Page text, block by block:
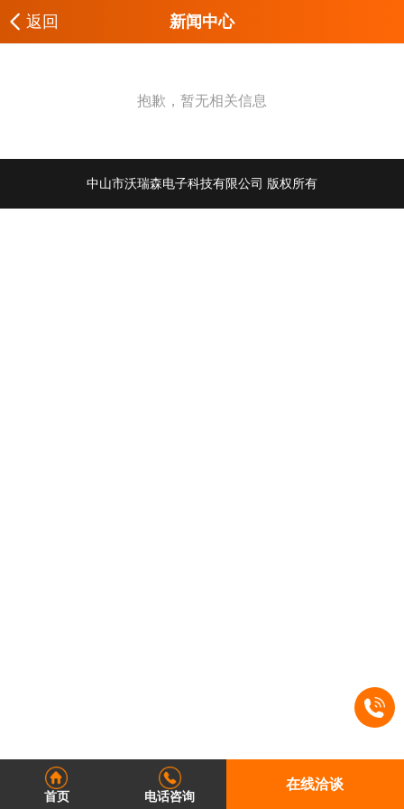
返回 新闻中心
抱歉，暂无相关信息
中山市沃瑞森电子科技有限公司 版权所有
首页 电话咨询
在线洽谈